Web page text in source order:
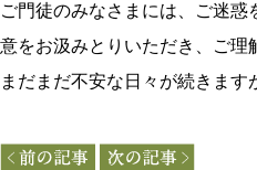
ご門徒のみなさまには、ご迷
意をお汲みとりいただき、ご理
まだまだ不安な日々が続きま